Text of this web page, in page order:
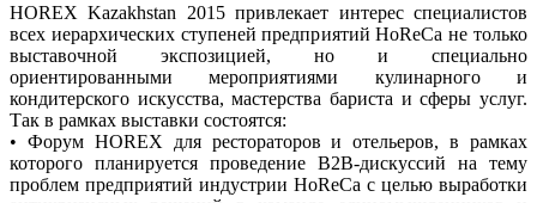
HOREX Kazakhstan 2015 привлекает интерес специалистов
всех иерархических ступеней предприятий HoReCa не только
выставочной экспозицией, но и специально
ориентированными мероприятиями кулинарного и
кондитерского искусства, мастерства бариста и сферы услуг.
Так в рамках выставки состоятся:
• Форум HOREX для рестораторов и отельеров, в рамках
которого планируется проведение B2B-дискуссий на тему
проблем предприятий индустрии HoReСа с целью выработки